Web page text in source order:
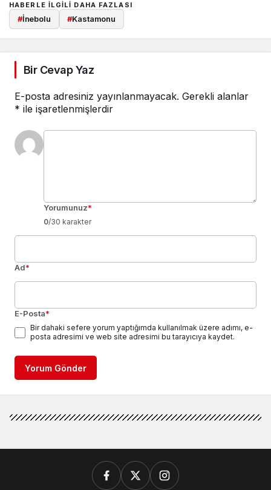
HABERLE ILGILI DAHA FAZLASI
#İnebolu #Kastamonu
Bir Cevap Yaz
E-posta adresiniz yayınlanmayacak. Gerekli alanlar
* ile işaretlenmişlerdir
Yorumunuz*
0/30 karakter
Ad*
E-Posta*
Bir dahaki sefere yorum yaptığımda kullanılmak üzere adımı, e-
posta adresimi ve web site adresimi bu tarayıcıya kaydet.
Yorum Gönder